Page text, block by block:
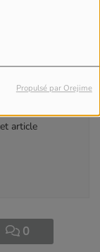
Propulsé par Orejime
0
article